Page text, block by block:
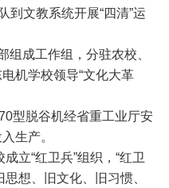
到文教系统开展“四清”运
成工作组，分驻农校、
机学校领导“文化大革
脱谷机经省重工业厅安
生产。
“红卫兵”组织，“红卫
思想、旧文化、旧习惯、